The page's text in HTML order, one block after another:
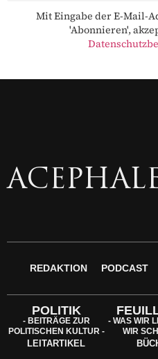
Mit Eingabe der E-Mail-
'Abonnieren',
REDAKTION PODCAST
POLITIK
- BEITRÄGE ZUR
POLITISCHEN KULTUR -
LEITARTIKEL
- WAS WIR
WIR